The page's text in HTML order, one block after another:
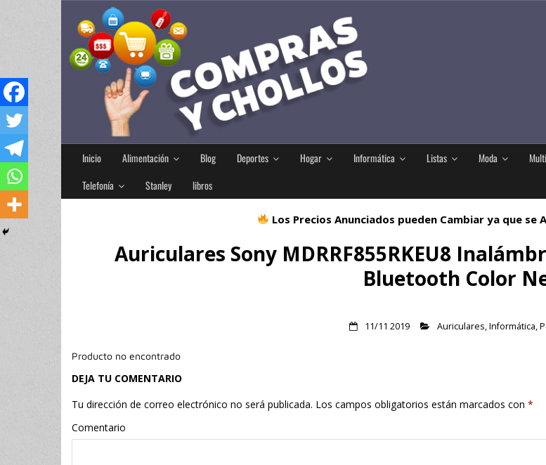
Inicio Alimentación Blog Deportes Hogar Informática Listas Moda
Telefonía
Stanley libros
Los Precios Anunciados pueden Cambiar ya que se
Auriculares Sony MDRRF855RKEU8
Bluetooth Color
11/11 2019 Auriculares,Informática,
Producto no encontrado
DEJA TU COMENTARIO
Tu dirección de correo electrónico no será publicada. Los campos obligatorios están marcados con *
Comentario